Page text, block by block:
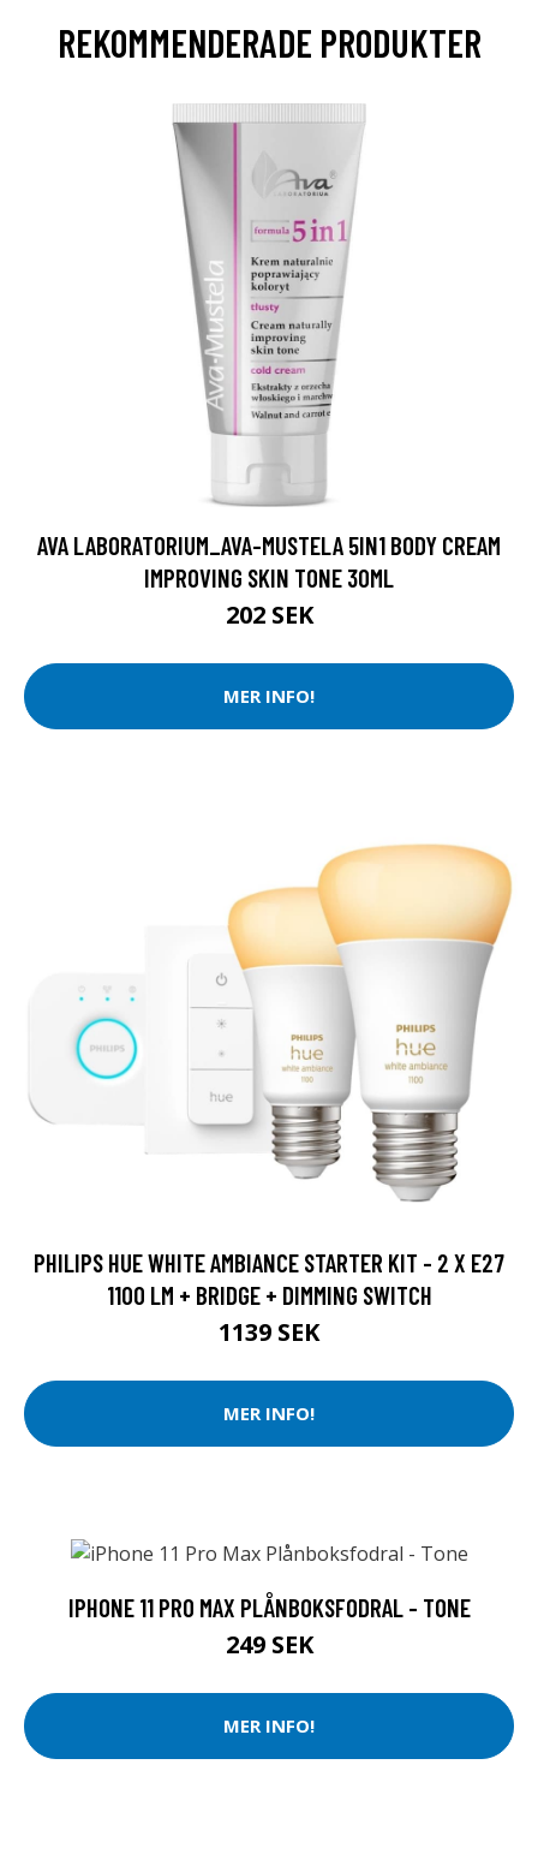
REKOMMENDERADE PRODUKTER
AVA LABORATORIUM_AVA-MUSTELA 5IN1 BODY CREAM
IMPROVING SKIN TONE 30ML
202 SEK
MER INFO!
PHILIPS HUE WHITE AMBIANCE STARTER KIT - 2 X E27
1100 LM + BRIDGE + DIMMING SWITCH
1139 SEK
MER INFO!
IPHONE 11 PRO MAX PLÅNBOKSFODRAL - TONE
249 SEK
MER INFO!